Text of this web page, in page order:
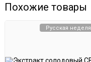
Похожие товары
Русская неделя